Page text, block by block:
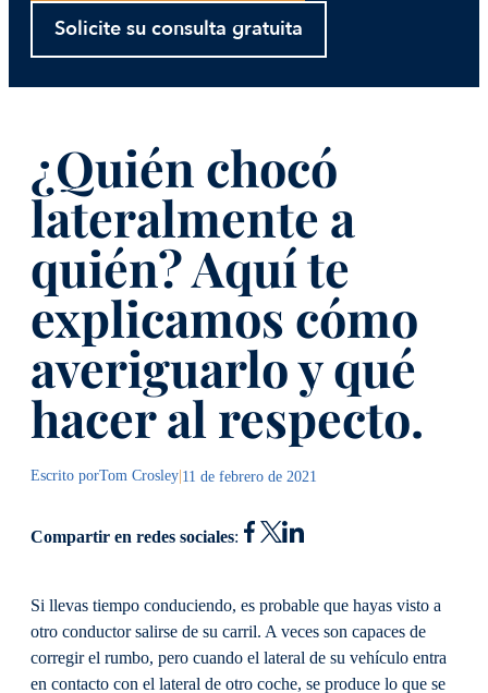
Solicite su consulta gratuita
¿Quién chocó
lateralmente a
quién? Aquí te
explicamos cómo
averiguarlo y qué
hacer al respecto.
Escrito porTom Crosley|11 de febrero de 2021
Compartir en redes sociales:
Si llevas tiempo conduciendo, es probable que hayas visto a
otro conductor salirse de su carril. A veces son capaces de
corregir el rumbo, pero cuando el lateral de su vehículo entra
en contacto con el lateral de otro coche, se produce lo que se